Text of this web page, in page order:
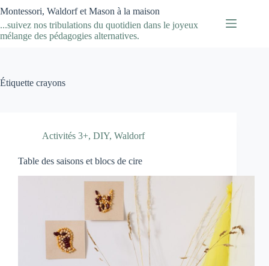
au
contenu
Montessori, Waldorf et Mason à la maison
...suivez nos tribulations du quotidien dans le joyeux
mélange des pédagogies alternatives.
Étiquette crayons
Activités 3+, DIY, Waldorf
Table des saisons et blocs de cire